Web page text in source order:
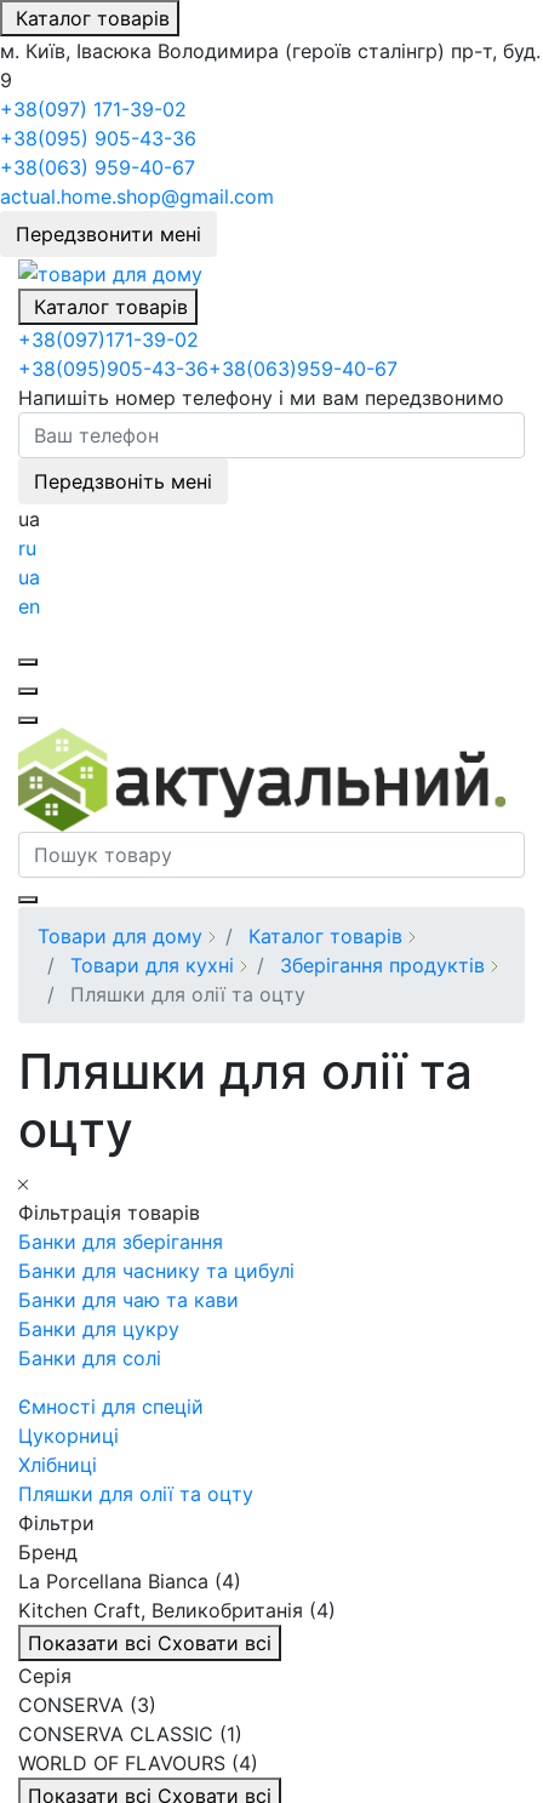
Каталог товарів
м. Київ, Івасюка Володимира (героїв сталінгр) пр-т, буд.
9
+38(097) 171-39-02
+38(095) 905-43-36
+38(063) 959-40-67
actual.home.shop@gmail.com
Передзвонити мені
Каталог товарів
+38(097)171-39-02
+38(095)905-43-36+38(063)959-40-67
Напишіть номер телефону і ми вам передзвонимо
Передзвоніть мені
ua
ru
ua
en
Товари для дому
Каталог товарів
Товари для кухні
Зберігання продуктів
Пляшки для олії та оцту
Пляшки для олії та
оцту
Фільтрація товарів
Банки для зберігання
Банки для часнику та цибулі
Банки для чаю та кави
Банки для цукру
Банки для солі
Ємності для спецій
Цукорниці
Хлібниці
Пляшки для олії та оцту
Фільтри
Бренд
La Porcellana Bianca (4)
Kitchen Craft, Великобританія (4)
Показати всі Сховати всі
Серія
CONSERVA (3)
CONSERVA CLASSIC (1)
WORLD OF FLAVOURS (4)
Показати всі Сховати всі